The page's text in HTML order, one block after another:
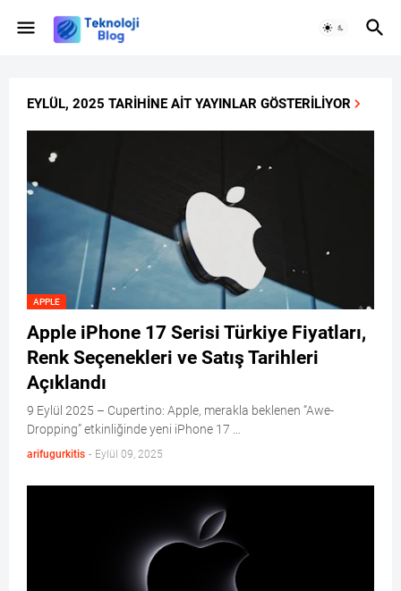
EYLÜL, 2025 TARIHINE AIT YAYINLAR GÖSTERILIYOR
APPLE
Apple iPhone 17 Serisi Türkiye Fiyatları,
Renk Seçenekleri ve Satış Tarihleri
Açıklandı
9 Eylül 2025 – Cupertino: Apple, merakla beklenen “Awe-
Dropping” etkinliğinde yeni iPhone 17 …
arifugurkitis - Eylül 09, 2025